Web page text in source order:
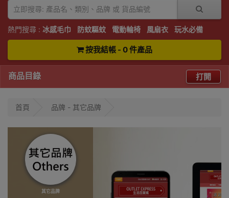
熱門搜尋 : 冰感毛巾 防蚊驅蚊 電動輪椅 風扇衣 玩水必備
按我結帳 - 0 件產品
商品目錄 打開
首頁 品牌 - 其它品牌
其它品牌